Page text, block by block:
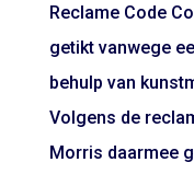
Reclame Code
getikt vanwege
behulp van
Volgens de
Morris daarmee